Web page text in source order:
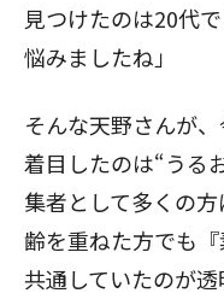
見つけたのは20代
悩みましたね」
そんな天野さんが
着目したのは“うる
集者として多くの
齢を重ねた方でも
共通していたのが